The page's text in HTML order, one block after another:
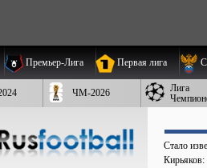
Премьер-Лига Первая лига
ЧМ-2026
Лига
Стало